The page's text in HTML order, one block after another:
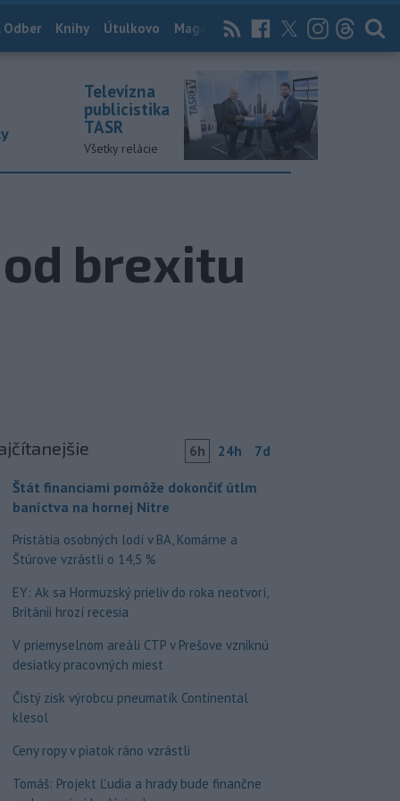
Odber Knihy Útulkovo Magazín News Now Archív
Televízna
publicistika
TASR
Všetky relácie
brexitu
6h 24h 7d
Štát financiami pomôže dokončiť útlm
baníctva na hornej Nitre
Pristátia osobných lodí v BA, Komárne a
Štúrove vzrástli o 14,5 %
EY: Ak sa Hormuzský prieliv do roka neotvorí,
Británii hrozí recesia
V priemyselnom areáli CTP v Prešove vzniknú
desiatky pracovných miest
Čistý zisk výrobcu pneumatík Continental
klesol
Ceny ropy v piatok ráno vzrástli
Tomáš: Projekt Ľudia a hrady bude finančne